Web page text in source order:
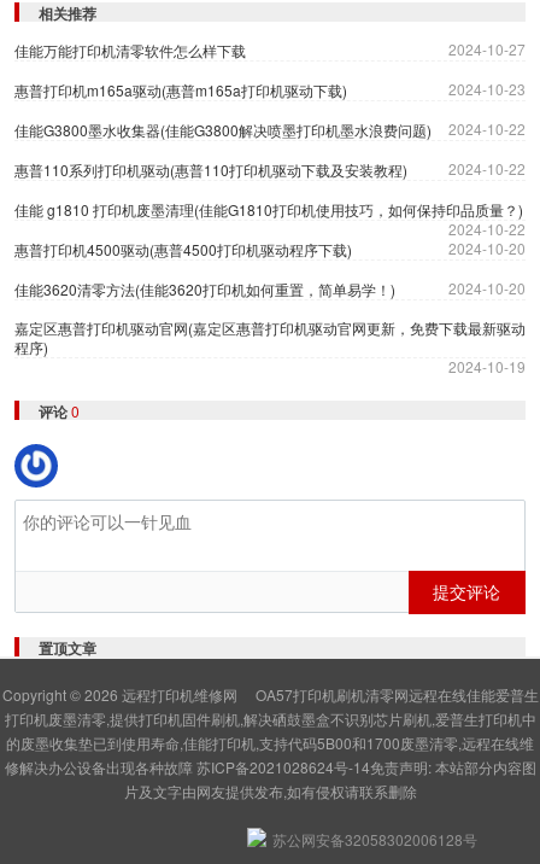
相关推荐
佳能万能打印机清零软件怎么样下载
2024-10-27
惠普打印机m165a驱动(惠普m165a打印机驱动下载)
2024-10-23
佳能G3800墨水收集器(佳能G3800解决喷墨打印机墨水浪费问题)
2024-10-22
惠普110系列打印机驱动(惠普110打印机驱动下载及安装教程)
2024-10-22
佳能 g1810 打印机废墨清理(佳能G1810打印机使用技巧，如何保持印品质量？)
2024-10-22
惠普打印机4500驱动(惠普4500打印机驱动程序下载)
2024-10-20
佳能3620清零方法(佳能3620打印机如何重置，简单易学！)
2024-10-20
嘉定区惠普打印机驱动官网(嘉定区惠普打印机驱动官网更新，免费下载最新驱动
程序)
2024-10-19
评论0
提交评论
置顶文章
Copyright © 2026 远程打印机维修网
OA57打印机刷机清零网远程在线佳能爱普生
打印机废墨清零,提供打印机固件刷机,解决硒鼓墨盒不识别芯片刷机,爱普生打印机中
的废墨收集垫已到使用寿命,佳能打印机,支持代码5B00和1700废墨清零,远程在线维
修解决办公设备出现各种故障 苏ICP备2021028624号-14免责声明: 本站部分内容图
片及文字由网友提供发布,如有侵权请联系删除
苏公网安备32058302006128号